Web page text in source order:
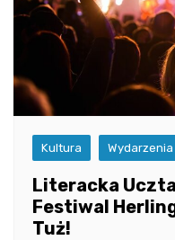
Kultura Wydarzenia
Literacka
Festiwal
Tuż!